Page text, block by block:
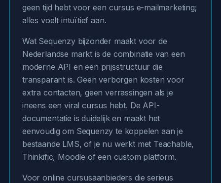
geen tijd hebt voor een cursus e-mailmarketing;
alles voelt intuïtief aan.
Wat Sequenzy bijzonder maakt voor de
Nederlandse markt is de combinatie van een
moderne API en een prijsstructuur die
transparant is. Geen verborgen kosten voor
extra contacten, geen verrassingen als je
ineens een viral cursus hebt. De API-
documentatie is duidelijk en maakt het
eenvoudig om Sequenzy te koppelen aan je
bestaande LMS, of je nu werkt met Teachable,
Thinkific, Moodle of een custom platform.
Voor online cursusaanbieders die serieus